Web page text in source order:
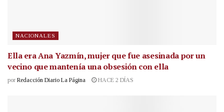
NACIONALES
Ella era Ana Yazmín, mujer que fue asesinada por un
vecino que mantenía una obsesión con ella
por Redacción Diario La Página HACE 2 DÍAS